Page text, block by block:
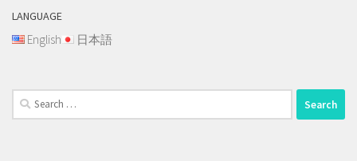
LANGUAGE
English 日本語
Search
for: